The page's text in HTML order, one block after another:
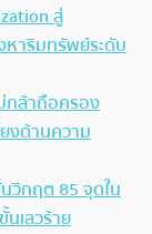
สู่
หาริมทรัพย์ระดับ
ล้าถือครอง
ยงด้านความ
กฤต 85 จุดใน
เลวร้าย